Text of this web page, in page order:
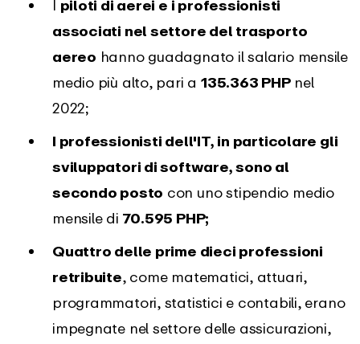
piloti di aerei e i professionisti
associati nel settore del trasporto
aereo hanno guadagnato il salario mensile
medio più alto, pari a 135.363 PHPnel
2022;
I professionisti dell'IT, in particolare gli
sviluppatori di software, sono al
secondo posto con uno stipendio medio
mensile di 70.595 PHP;
Quattro delle prime dieci professioni
retribuite, come matematici, attuari,
programmatori, statistici e contabili, erano
impegnate nel settore delle assicurazioni,